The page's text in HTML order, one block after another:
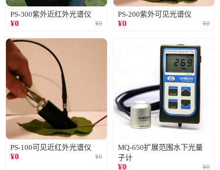
PS-300紫外近红外光谱仪
¥0 ¥0
PS-200紫外可见光谱仪
¥0 ¥0
PS-100可见近红外光谱仪
¥0 ¥0
MQ-650扩展范围水下光量
子计
¥0 ¥0